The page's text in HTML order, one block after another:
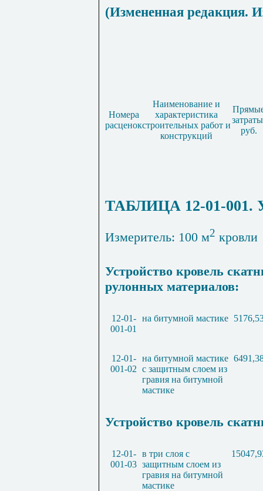
(Измененная редакция.
Номера
расценок
Наименование и
характеристика
строительных работ и
конструкций
руб.
ТАБЛИЦА 12-01-001.
Измеритель: 100 м2 кровли
Устройство кровель
рулонных материалов:
12-01-
001-01
на битумной мастике
12-01-
001-02
на битумной мастике
с защитным слоем из
гравия на битумной
мастике
Устройство кровель
12-01-
001-03
в три слоя с
защитным слоем из
гравия на битумной
мастике